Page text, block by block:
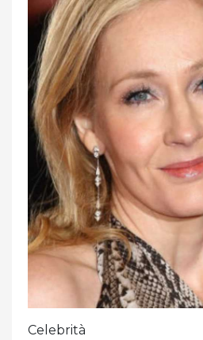
Celebrità